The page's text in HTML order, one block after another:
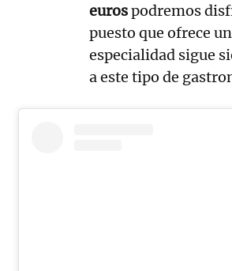
eurospodremos
puesto que ofrece
especialidad sigue
a este tipo de